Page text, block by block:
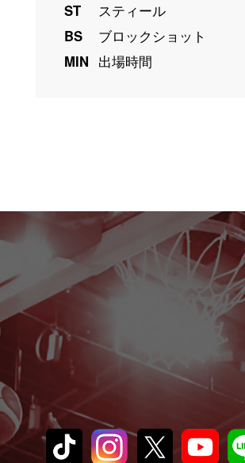
ST
スティール
BS
ブロックショット
MIN 出場時間